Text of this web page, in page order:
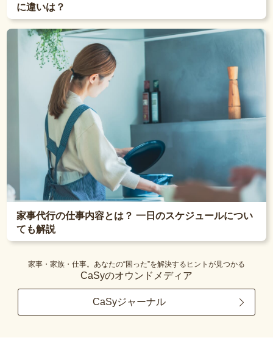
に違いは？
家事代行の仕事内容とは？ 一日のスケジュールについ
ても解説
家事・家族・仕事。あなたの“困った”を解決するヒントが見つかる
CaSyのオウンドメディア
CaSyジャーナル